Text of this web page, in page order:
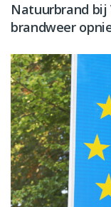
Natuurbrand bij
brandweer